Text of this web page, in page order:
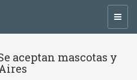
aceptan mascotas y